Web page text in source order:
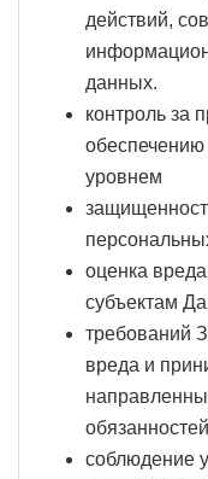
действий,
данных.
контроль за
уровнем
оценка
субъектам
требований
вреда и
соблюдение